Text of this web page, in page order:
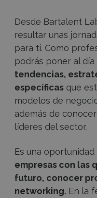
Desde Bartalent
resultar unas
para ti. Como
podrás poner al
tendencias,
específicas que
modelos de
además de
líderes del sector.
Es una
empresas con las
futuro, conocer
networking. En la